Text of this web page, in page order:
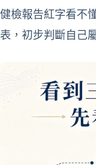
健檢報告紅字看不
表，初步判斷自己